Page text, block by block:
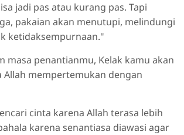
jadi pas atau kurang pas. Tapi
pakaian akan menutupi, melindungi
ketidaksempurnaan."
masa penantianmu, Kelak kamu akan
Allah mempertemukan dengan
cinta karena Allah terasa lebih
karena senantiasa diawasi agar